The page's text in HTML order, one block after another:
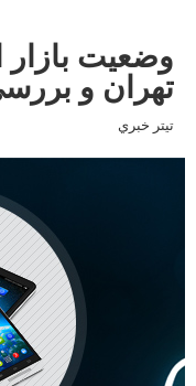
وضعیت بازار
تهران و
تيتر خبري